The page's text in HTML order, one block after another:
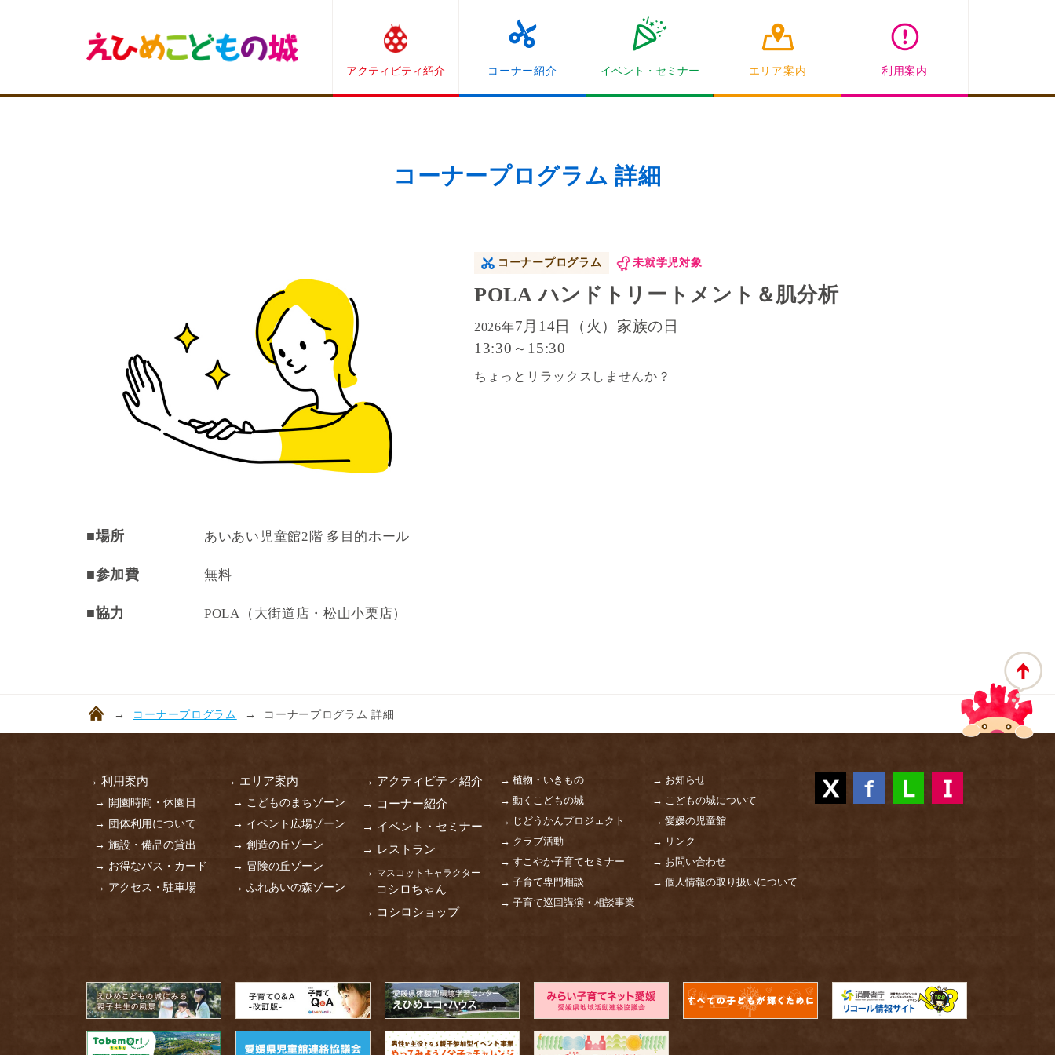
アクティビティ紹介 コーナー紹介 イベント・ セミナー エリア案内 利用案内
コーナープログラム 詳細
コーナープログラム 未就学児対象
POLA ハンドトリートメント＆肌分析
2026年7月14日（火）家族の日
13:30～15:30
ちょっとリラックスしませんか？
■場所 あいあい児童館2階 多目的ホール
■参加費 無料
■協力 POLA（大街道店・松山小栗店）
コーナープログラム コーナープログラム 詳細
→ 利用案内
→ 開園時間・休園日
→ 団体利用について
→ 施設・備品の貸出
→ お得なパス・カード
→ アクセス・駐車場
→ エリア案内
→ こどものまちゾーン
→ イベント広場ゾーン
→ 創造の丘ゾーン
→ 冒険の丘ゾーン
→ ふれあいの森ゾーン
→ アクティビティ紹介
→ コーナー紹介
→ イベント・セミナー
→ レストラン
→ マスコットキャラクター
コシロちゃん
→ コシロショップ
→ 植物・いきもの
→ 動くこどもの城
→ じどうかんプロジェクト
→ クラブ活動
→ すこやか子育てセミナー
→ 子育て専門相談
→ 子育て巡回講演・相談事業
→ お知らせ
→ こどもの城について
→ 愛媛の児童館
→ リンク
→ お問い合わせ
→ 個人情報の取り扱いについて